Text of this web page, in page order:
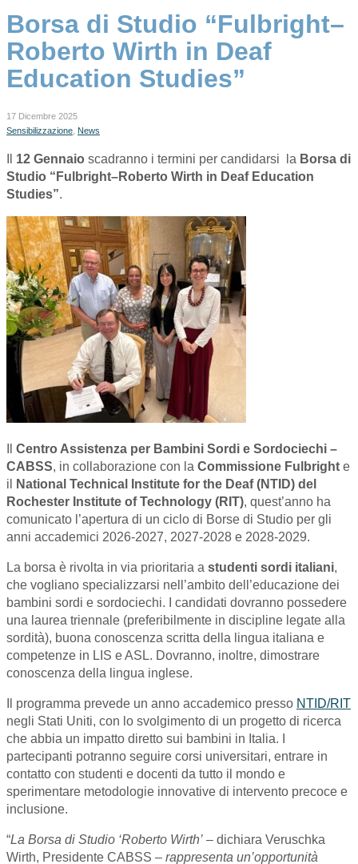
Borsa di Studio “Fulbright–
Roberto Wirth in Deaf
Education Studies”
17 Dicembre 2025
Sensibilizzazione, News
12 Gennaio scadranno i termini per candidarsi la Borsa di
Studio “Fulbright–Roberto Wirth in Deaf Education
Studies”.
Centro Assistenza per Bambini Sordi e Sordociechi –
CABSS, in collaborazione con la Commissione Fulbright e
il
National Technical Institute for the Deaf (NTID) del
Rochester Institute of Technology (RIT), quest’anno ha
comunicato l’apertura di un ciclo di Borse di Studio per gli
anni accademici 2026-2027, 2027-2028 e 2028-2029.
La borsa è rivolta in via prioritaria a studenti sordi italiani,
che vogliano specializzarsi nell’ambito dell’educazione dei
bambini sordi e sordociechi. I candidati dovranno possedere
una laurea triennale (preferibilmente in discipline legate alla
sordità), buona conoscenza scritta della lingua italiana e
competenze in LIS e ASL. Dovranno, inoltre, dimostrare
conoscenza della lingua inglese.
Il programma prevede un anno accademico presso NTID/RIT
negli Stati Uniti, con lo svolgimento di un progetto di ricerca
che abbia un impatto diretto sui bambini in Italia. I
partecipanti potranno seguire corsi universitari, entrare in
contatto con studenti e docenti da tutto il mondo e
sperimentare metodologie innovative di intervento precoce e
inclusione.
“La Borsa di Studio ‘Roberto Wirth’ – dichiara Veruschka
Wirth, Presidente CABSS – rappresenta un’opportunità